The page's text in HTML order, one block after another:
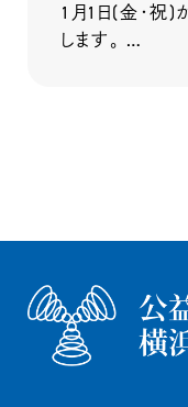
1月1日(金・祝
します。 …